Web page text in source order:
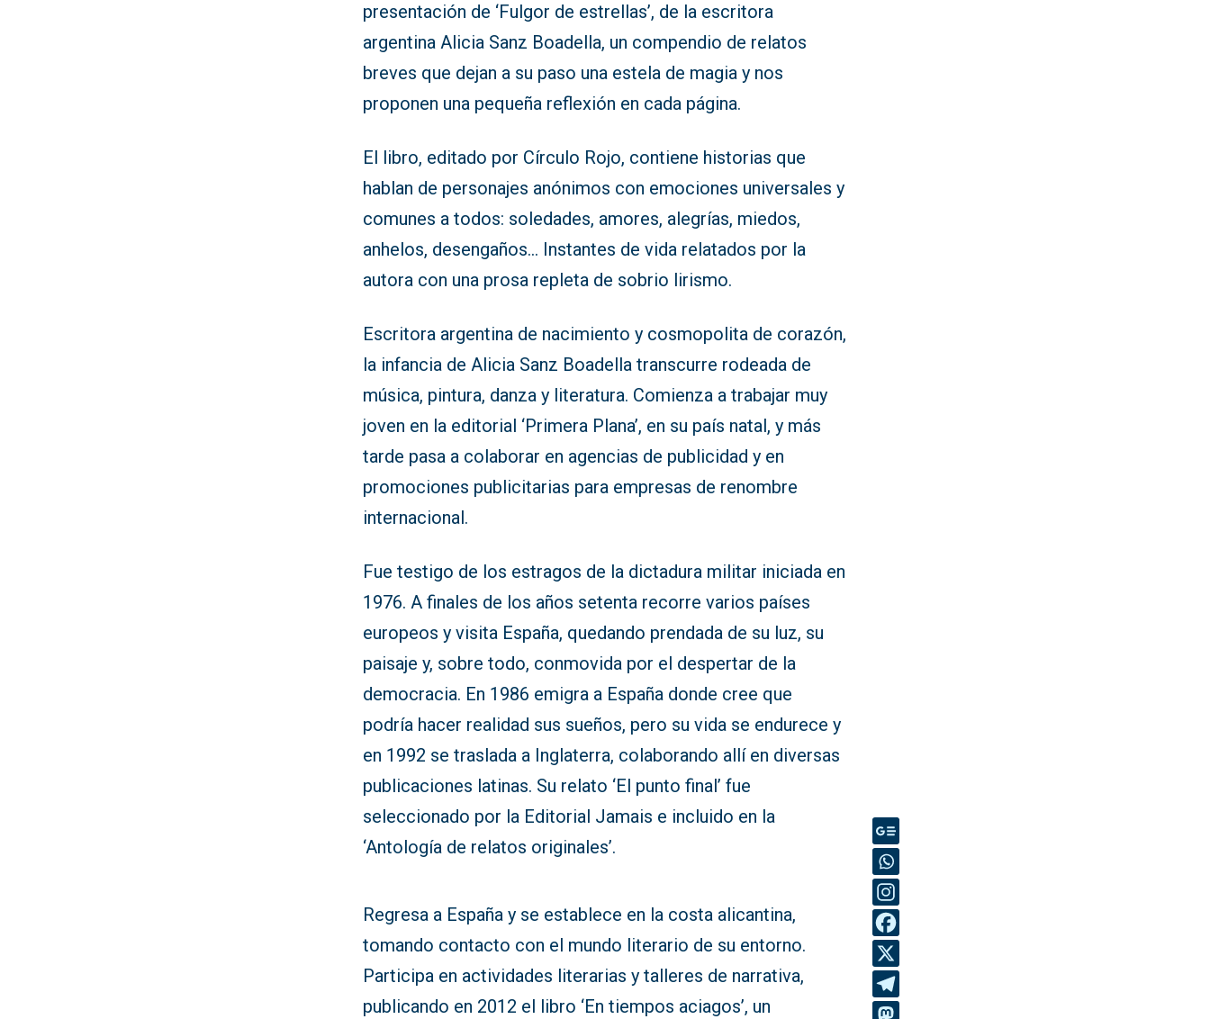
presentación de ‘Fulgor de estrellas’, de la escritora
argentina Alicia Sanz Boadella, un compendio de relatos
breves que dejan a su paso una estela de magia y nos
proponen una pequeña reflexión en cada página.
El libro, editado por Círculo Rojo, contiene historias que
hablan de personajes anónimos con emociones universales y
comunes a todos: soledades, amores, alegrías, miedos,
anhelos, desengaños… Instantes de vida relatados por la
autora con una prosa repleta de sobrio lirismo.
Escritora argentina de nacimiento y cosmopolita de corazón,
la infancia de Alicia Sanz Boadella transcurre rodeada de
música, pintura, danza y literatura. Comienza a trabajar muy
joven en la editorial ‘Primera Plana’, en su país natal, y más
tarde pasa a colaborar en agencias de publicidad y en
promociones publicitarias para empresas de renombre
internacional.
Fue testigo de los estragos de la dictadura militar iniciada en
1976. A finales de los años setenta recorre varios países
europeos y visita España, quedando prendada de su luz, su
paisaje y, sobre todo, conmovida por el despertar de la
democracia. En 1986 emigra a España donde cree que
podría hacer realidad sus sueños, pero su vida se endurece y
en 1992 se traslada a Inglaterra, colaborando allí en diversas
publicaciones latinas. Su relato ‘El punto final’ fue
seleccionado por la Editorial Jamais e incluido en la
‘Antología de relatos originales’.
Regresa a España y se establece en la costa alicantina,
tomando contacto con el mundo literario de su entorno.
Participa en actividades literarias y talleres de narrativa,
publicando en 2012 el libro ‘En tiempos aciagos’, un